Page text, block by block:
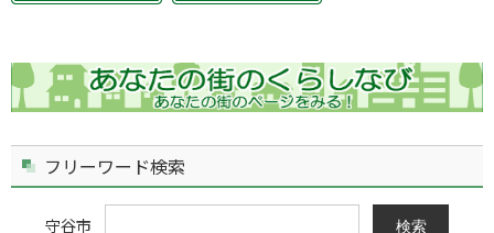
フリーワード検索
守谷市 検索